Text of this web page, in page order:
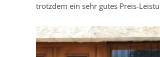
trotzdem ein sehr gutes Preis-